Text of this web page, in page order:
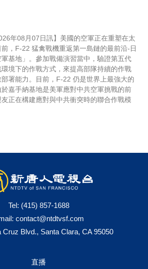
年08月07日訊】美國的空軍正在重塑在太
，F-22 猛禽戰機重返第一島鏈的最前沿-日
基地」。參加戰備演習當中，驗證第五代
境下的作戰方式，來提高部隊持續的作戰
署能力。目前，F-22 仍是世界上最強大的
嘉手納基地是美軍應對中共空軍挑戰的前
正在構建應對與中共衝突時的聯合作戰模
Tel: (415) 857-1688
contact@ntdtvsf.com
Cruz Blvd., Santa Clara, CA 95050
直播